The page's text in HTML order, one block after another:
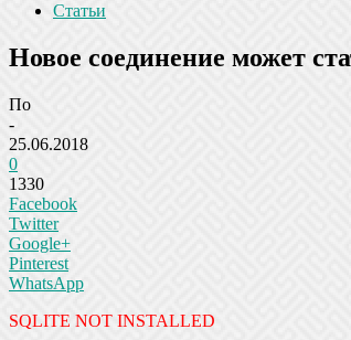
Статьи
Новое соединение может
По
-
25.06.2018
0
1330
Facebook
Twitter
Google+
Pinterest
WhatsApp
SQLITE NOT INSTALLED